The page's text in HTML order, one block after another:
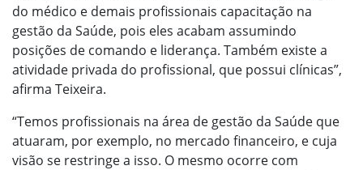
do médico e demais profissionais capacitação na
gestão da Saúde, pois eles acabam assumindo
posições de comando e liderança. Também existe a
atividade privada do profissional, que possui clínicas”,
afirma Teixeira.
“Temos profissionais na área de gestão da Saúde que
atuaram, por exemplo, no mercado financeiro, e cuja
visão se restringe a isso. O mesmo ocorre com